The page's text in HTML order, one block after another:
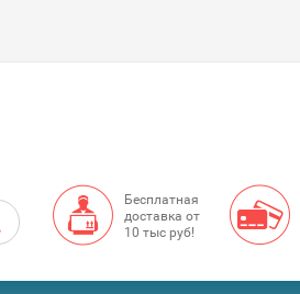
Бесплатная
доставка от
10 тыс руб!